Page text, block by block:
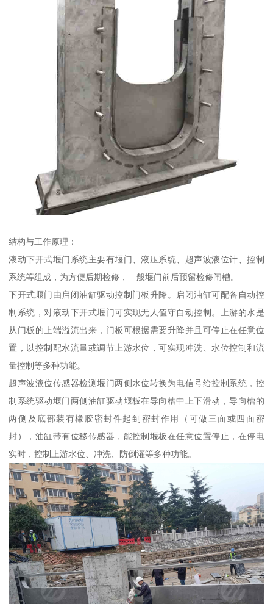
结构与工作原理：
液动下开式堰门系统主要有堰门、液压系统、超声波液位计、控制
系统等组成，为方便后期检修，—般堰门前后预留检修闸槽。
下开式堰门由启闭油缸驱动控制门板升降。启闭油缸可配备自动控
制系统，对液动下开式堰门可实现无人值守自动控制。上游的水是
从门板的上端溢流出来，门板可根据需要升降并且可停止在任意位
置，以控制配水流量或调节上游水位，可实现冲洗、水位控制和流
量控制等多种功能。
超声波液位传感器检测堰门两侧水位转换为电信号给控制系统，控
制系统驱动堰门两侧油缸驱动堰板在导向槽中上下滑动，导向槽的
两侧及底部装有橡胶密封件起到密封作用（可做三面或四面密
封），油缸带有位移传感器，能控制堰板在任意位置停止，在停电
实时，控制上游水位、冲洗、防倒灌等多种功能。